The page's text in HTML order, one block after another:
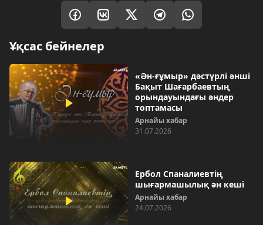
Ұқсас бейнелер
«Ән-ғұмыр» дәстүрлі әнші
Бақыт Шағарбаевтың
орындауындағы әндер
топтамасы
Арнайы хабар
31.07.2026
Ербол Спаналиевтің
шығармашылық ән кеші
Арнайы хабар
24.07.2026